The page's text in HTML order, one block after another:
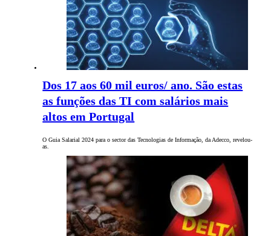
Dos 17 aos 60 mil euros/ ano. São estas
as funções das TI com salários mais
altos em Portugal
O Guia Salarial 2024 para o sector das Tecnologias de Informação, da Adecco, revelou-
as.